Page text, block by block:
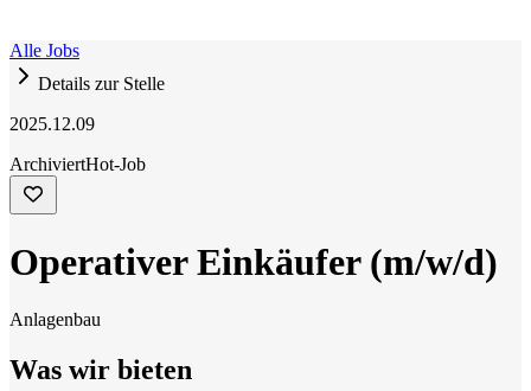
Alle Jobs
Details zur Stelle
2025.12.09
ArchiviertHot-Job
Operativer Einkäufer (m/w/d)
Anlagenbau
Was wir bieten